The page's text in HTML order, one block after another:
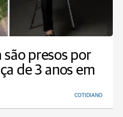
são presos por
de 3 anos em
COTIDIANO